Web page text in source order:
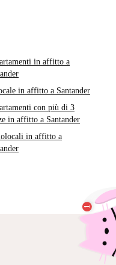
in affitto a
in affitto a Santander
con più di 3
in affitto a Santander
in affitto a